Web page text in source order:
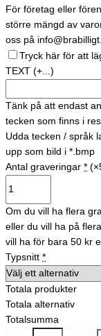
För företag eller
större mängd av
oss på
Tryck här för att
TEXT (+...)
Tänk på att endast
tecken som finns i
Udda tecken / språk
upp som bild i *.bmp
Antal graveringar *
Om du vill ha flera
eller du vill ha på
vill ha för bara 50 kr
Typsnitt *
Totala produkter
Totala alternativ
Totalsumma